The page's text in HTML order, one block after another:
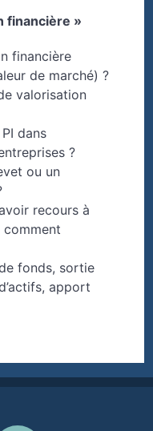
financière »
financière
de marché) ?
valorisation
dans
?
ou un
recours à
comment
fonds, sortie
apport